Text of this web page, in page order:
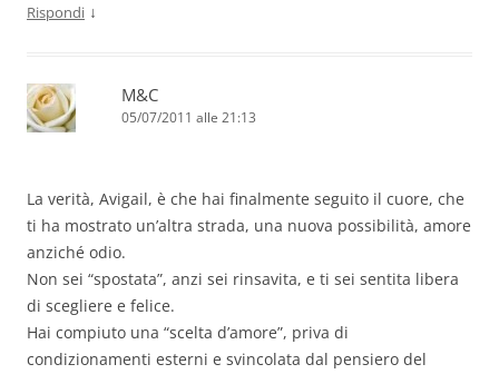
Rispondi ↓
M&C
05/07/2011 alle 21:13
La verità, Avigail, è che hai finalmente seguito il cuore, che
ti ha mostrato un’altra strada, una nuova possibilità, amore
anziché odio.
Non sei “spostata”, anzi sei rinsavita, e ti sei sentita libera
di scegliere e felice.
Hai compiuto una “scelta d’amore”, priva di
condizionamenti esterni e svincolata dal pensiero del